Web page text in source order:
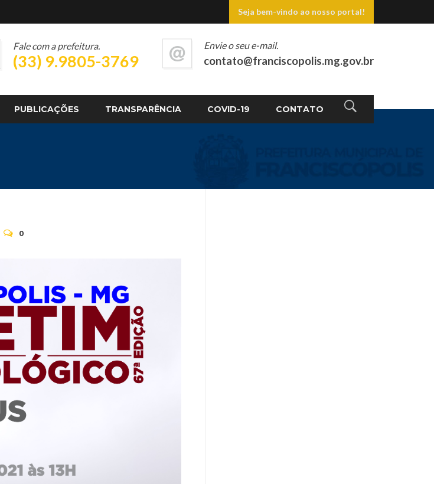
Seja bem-vindo ao nosso portal!
PUBLICAÇÕES TRANSPARÊNCIA COVID-19 CONTATO
Envie o seu e-mail.
contato@franciscopolis.mg.gov.br
Fale com a prefeitura.
(33) 9.9805-3769
0